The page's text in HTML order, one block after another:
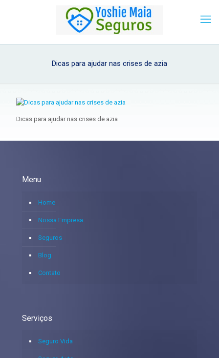
Dicas para ajudar nas crises de azia
Dicas para ajudar nas crises de azia
Menu
Home
Nossa Empresa
Seguros
Blog
Contato
Serviços
Seguro Vida